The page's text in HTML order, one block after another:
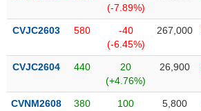
(-7.89%)
CVJC2603 580
-40
(-6.45%)
267,000
CVJC2604 440
20
(+4.76%)
26,900
CVNM2608 380
100
5,800